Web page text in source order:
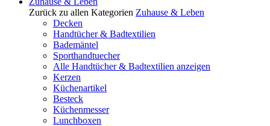
Zurück zu allen Kategorien Zuhause & Leben
Decken
Handtücher & Badtextilien
Bademäntel
Sporthandtuecher
Alle Handtücher & Badtextilien anzeigen
Kerzen
Küchenartikel
Besteck
Küchenmesser
Lunchboxen